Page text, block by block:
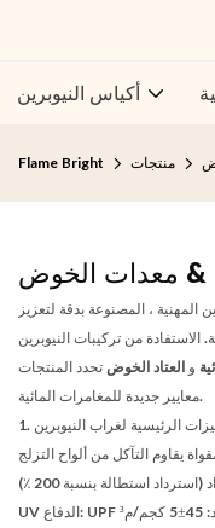
أكياس النيوبرين
Flame Bright منتجات
& معدات الخوض
، المصنوعة بدقة لتعزيز
الاستفادة من تركيبات النيوبرين
و العتاد الخوض تحدد المنتجات
معايير جديدة للمغامرات المائية.
يقاوم التآكل من ألواح التزلج
على الأمواج والأسطح الصخرية. 360° تقنية الامتداد (استرداد استطالة بنسبة 200 ٪).
UV الدفاع: UPF أكثر من 50 طبقة حماية. المزايا التقنية: كثافة المواد: 45±5 كجم/م³